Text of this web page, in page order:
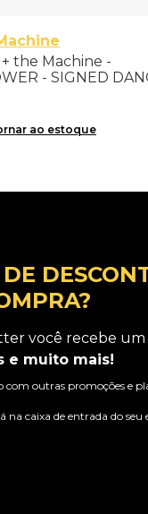
the Machine -
- SIGNED
ao estoque
você recebe um
e muito mais!
outras promoções e
na caixa de entrada do